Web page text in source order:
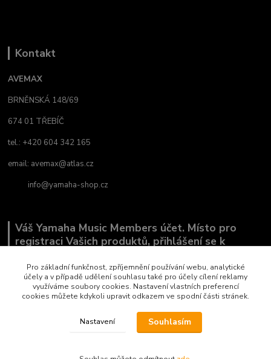
Kontakt
AVEMAX
BRNĚNSKÁ 148/69
674 01 TŘEBÍČ
tel.: +420 604 342 165
email: avemax@atlas.cz
info@yamaha-shop.cz
Váš Yamaha Music Members účet. Místo pro
registraci Vašich produktů, přihlášení se k
co Vás zajímá.
Copyright by AVEMAX
Pro základní funkčnost, zpříjemnění používání webu, analytické
účely a v případě udělení souhlasu také pro účely cílení reklamy
využíváme soubory cookies. Nastavení vlastních preferencí
cookies můžete kdykoli upravit odkazem ve spodní části stránek.
Nastavení Souhlasím